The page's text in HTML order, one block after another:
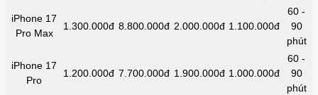
iPhone 17
Pro Max
1.300.000đ 8.800.000đ 2.000.000đ 1.100.000đ
60 -
90
phút
iPhone 17
Pro
1.200.000đ 7.700.000đ 1.900.000đ 1.000.000đ
60 -
90
phút